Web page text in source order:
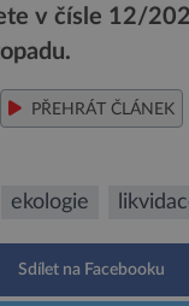
v čísle 12/
PŘEHRÁT ČLÁNEK
ekologie
Sdílet na Facebooku